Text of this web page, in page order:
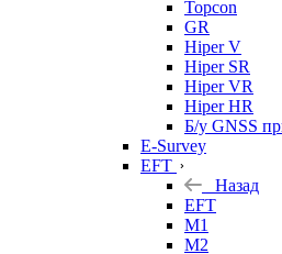
Topcon
GR
Hiper V
Hiper SR
Hiper VR
Hiper HR
Б/у GNSS
E-Survey
EFT
Назад
EFT
M1
M2